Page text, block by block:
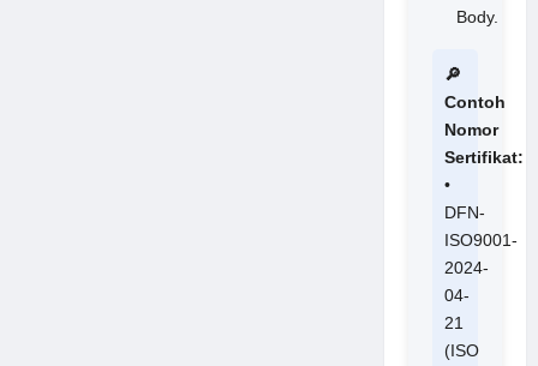
Body.
🔎
Contoh
Nomor
Sertifikat:
•
DFN-
ISO9001-
2024-
04-
21
(ISO